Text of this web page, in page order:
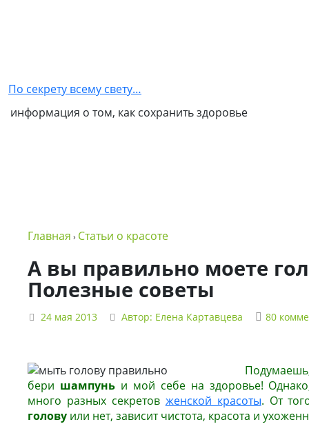
партнером
NSP
в
NSP
Политика
По секрету всему свету…
информация о том, как сохранить здоровье
Главная › Статьи о красоте
А вы правильно моете
Полезные советы
24 мая 2013 Автор: Елена Картавцева 80
бери шампуньи мой себе на здоровье!
много разных секретов женской красоты. От
голову или нет, зависит чистота, красота и